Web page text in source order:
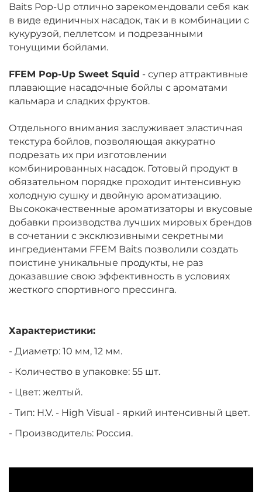
Baits Pop-Up отлично зарекомендовали себя как
в виде единичных насадок, так и в комбинации с
кукурузой, пеллетсом и подрезанными
тонущими бойлами.
FFEM Pop-Up Sweet Squid - супер аттрактивные
плавающие насадочные бойлы с ароматами
кальмара и сладких фруктов.
Отдельного внимания заслуживает эластичная
текстура бойлов, позволяющая аккуратно
подрезать их при изготовлении
комбинированных насадок. Готовый продукт в
обязательном порядке проходит интенсивную
холодную сушку и двойную ароматизацию.
Высококачественные ароматизаторы и вкусовые
добавки производства лучших мировых брендов
в сочетании с эксклюзивными секретными
ингредиентами FFEM Baits позволили создать
поистине уникальные продукты, не раз
доказавшие свою эффективность в условиях
жесткого спортивного прессинга.
Характеристики:
- Диаметр: 10 мм, 12 мм.
- Количество в упаковке: 55 шт.
- Цвет: желтый.
- Тип: H.V. - High Visual - яркий интенсивный цвет.
- Производитель: Россия.